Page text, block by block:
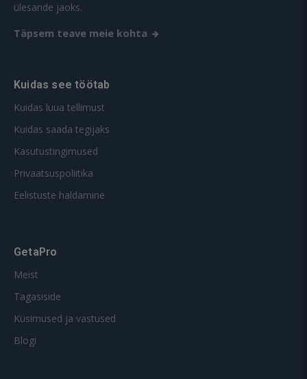
ülesande jaoks.
Täpsem teave meie kohta
Kuidas see töötab
Kuidas luua tellimust
Kuidas saada tegijaks
Kasutustingimused
Privaatsuspoliitika
Eelistuste haldamine
GetaPro
Meist
Tagasiside
Küsimused ja vastused
Blogi